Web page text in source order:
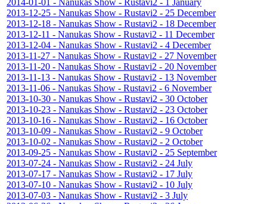
2014-01-01 - Nanukas Show - Rustavi2 - 1 January
2013-12-25 - Nanukas Show - Rustavi2 - 25 December
2013-12-18 - Nanukas Show - Rustavi2 - 18 December
2013-12-11 - Nanukas Show - Rustavi2 - 11 December
2013-12-04 - Nanukas Show - Rustavi2 - 4 December
2013-11-27 - Nanukas Show - Rustavi2 - 27 November
2013-11-20 - Nanukas Show - Rustavi2 - 20 November
2013-11-13 - Nanukas Show - Rustavi2 - 13 November
2013-11-06 - Nanukas Show - Rustavi2 - 6 November
2013-10-30 - Nanukas Show - Rustavi2 - 30 October
2013-10-23 - Nanukas Show - Rustavi2 - 23 October
2013-10-16 - Nanukas Show - Rustavi2 - 16 October
2013-10-09 - Nanukas Show - Rustavi2 - 9 October
2013-10-02 - Nanukas Show - Rustavi2 - 2 October
2013-09-25 - Nanukas Show - Rustavi2 - 25 September
2013-07-24 - Nanukas Show - Rustavi2 - 24 July
2013-07-17 - Nanukas Show - Rustavi2 - 17 July
2013-07-10 - Nanukas Show - Rustavi2 - 10 July
2013-07-03 - Nanukas Show - Rustavi2 - 3 July